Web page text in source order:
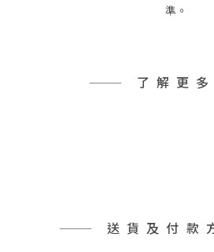
準。
了解更多
送貨及付款